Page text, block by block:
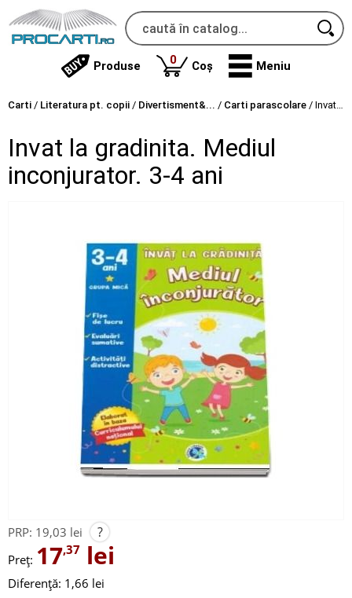
Produse 0produse
Coș Meniu
Carti / Literatura pt. copii / Divertisment&... / Carti parascolare / Invat la gradinita. Mediul inconjurator. 3-4 ani
Invat la gradinita. Mediul
inconjurator. 3-4 ani
PRP: 19,03 lei ?
Preț: 17,37 lei
Diferență: 1,66 lei